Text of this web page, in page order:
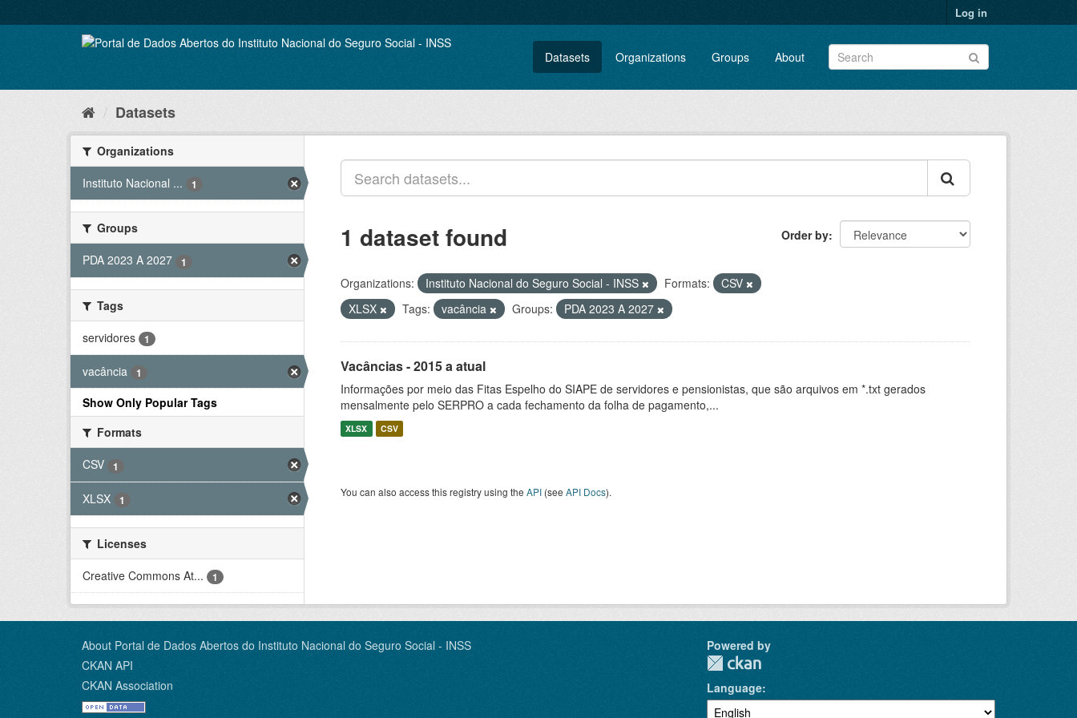
to
Log in
Datasets Organizations Groups About
Datasets
Organizations
Instituto Nacional ...
1
Groups
PDA 2023 A 2027
1
Tags
servidores
1
vacância 1
Show Only Popular Tags
Formats
CSV
1
XLSX 1
Licenses
Creative Commons At...
1
Order by
1 dataset found
Organizations: Instituto Nacional do Seguro Social - INSS Formats:
CSV
XLSX
Tags: vacância Groups: PDA 2023 A 2027
Vacâncias - 2015 a atual
Informações por meio das Fitas Espelho do SIAPE de servidores e pensionistas, que são arquivos em *.txt gerados
mensalmente pelo SERPRO a cada fechamento da folha de pagamento,...
XLSX CSV
You can also access this registry using the API (see API Docs).
About Portal de Dados Abertos do Instituto Nacional do Seguro Social - INSS
CKAN API
CKAN Association
Powered by
Language